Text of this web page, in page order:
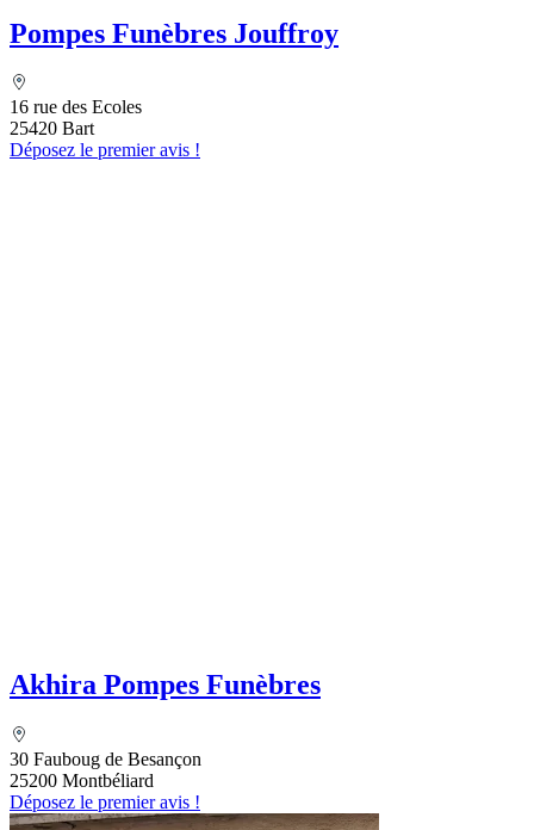
Pompes Funèbres Jouffroy
16 rue des Ecoles
25420 Bart
Déposez le premier avis !
Akhira Pompes Funèbres
30 Fauboug de Besançon
25200 Montbéliard
Déposez le premier avis !